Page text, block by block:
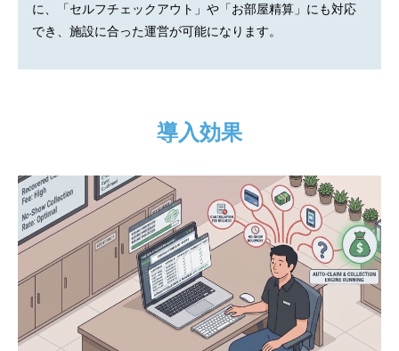
に、「セルフチェックアウト」や「お部屋精算」にも対応
でき、施設に合った運営が可能になります。
導入効果